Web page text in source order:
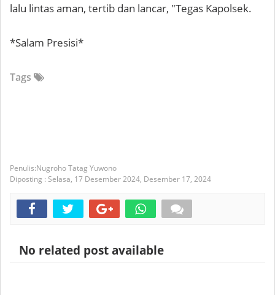
lalu lintas aman, tertib dan lancar, "Tegas Kapolsek.
*Salam Presisi*
Tags
Nugroho Tatag Yuwono
Diposting : Selasa, 17 Desember 2024, Desember 17, 2024
No related post available